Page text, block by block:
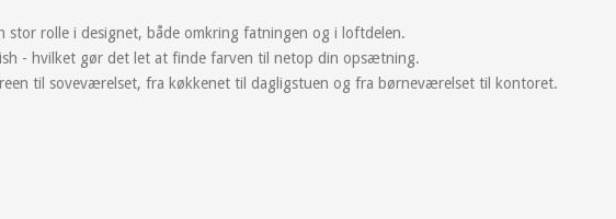
stor rolle i designet, både omkring fatningen og i loftdelen.
- hvilket gør det let at finde farven til netop din opsætning.
til soveværelset, fra køkkenet til dagligstuen og fra børneværelset til kontoret.